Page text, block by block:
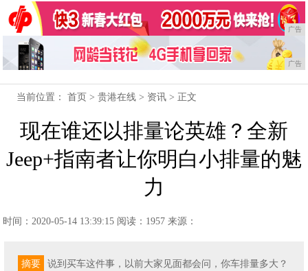
广告
广告
当前位置：首页 >贵港在线 > 资讯 > 正文
现在谁还以排量论英雄？全新
Jeep+指南者让你明白小排量的魅
力
时间：2020-05-14 13:39:15 阅读：1957 来源：
摘要
说到买车这件事，以前大家见面都会问，你车排量多大？